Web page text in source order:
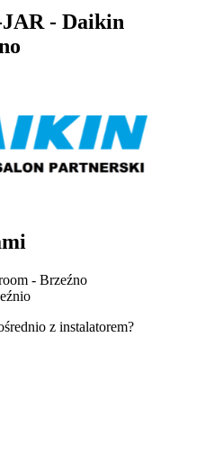
- Daikin
- Brzeźno
z instalatorem?